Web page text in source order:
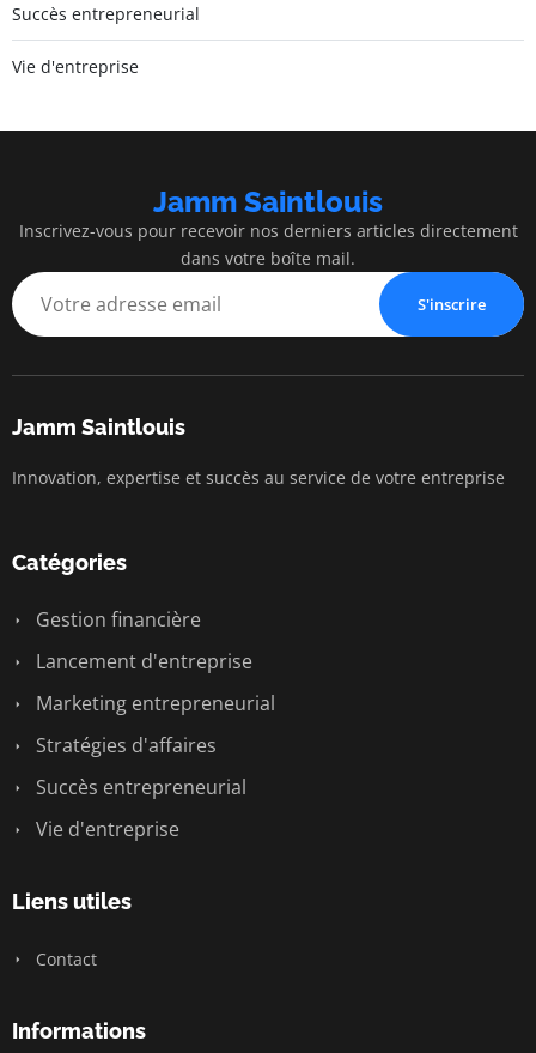
Succès entrepreneurial
Vie d'entreprise
Jamm Saintlouis
Inscrivez-vous pour recevoir nos derniers articles directement
dans votre boîte mail.
S'inscrire
Jamm Saintlouis
Innovation, expertise et succès au service de votre entreprise
Catégories
Gestion financière
Lancement d'entreprise
Marketing entrepreneurial
Stratégies d'affaires
Succès entrepreneurial
Vie d'entreprise
Liens utiles
Contact
Informations